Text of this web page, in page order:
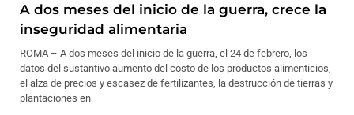
A dos meses del inicio de la guerra, crece la
inseguridad alimentaria
ROMA – A dos meses del inicio de la guerra, el 24 de febrero, los
datos del sustantivo aumento del costo de los productos alimenticios,
el alza de precios y escasez de fertilizantes, la destrucción de tierras y
plantaciones en